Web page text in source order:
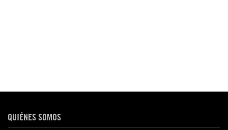
QUIÉNES SOMOS